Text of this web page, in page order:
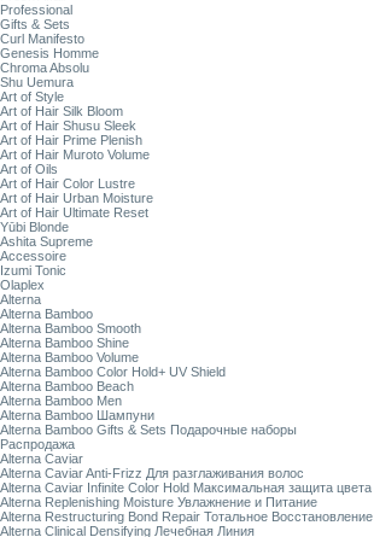
Professional
Gifts & Sets
Curl Manifesto
Genesis Homme
Chroma Absolu
Shu Uemura
Art of Style
Art of Hair Silk Bloom
Art of Hair Shusu Sleek
Art of Hair Prime Plenish
Art of Hair Muroto Volume
Art of Oils
Art of Hair Color Lustre
Art of Hair Urban Moisture
Art of Hair Ultimate Reset
Yūbi Blonde
Ashita Supreme
Accessoire
Izumi Tonic
Olaplex
Alterna
Alterna Bamboo
Alterna Bamboo Smooth
Alterna Bamboo Shine
Alterna Bamboo Volume
Alterna Bamboo Color Hold+ UV Shield
Alterna Bamboo Beach
Alterna Bamboo Men
Alterna Bamboo Шампуни
Alterna Bamboo Gifts & Sets Подарочные наборы
Распродажа
Alterna Caviar
Alterna Caviar Anti-Frizz Для разглаживания волос
Alterna Caviar Infinite Color Hold Максимальная защита цвета
Alterna Replenishing Moisture Увлажнение и Питание
Alterna Restructuring Bond Repair Тотальное Восстановление
Alterna Clinical Densifying Лечебная Линия